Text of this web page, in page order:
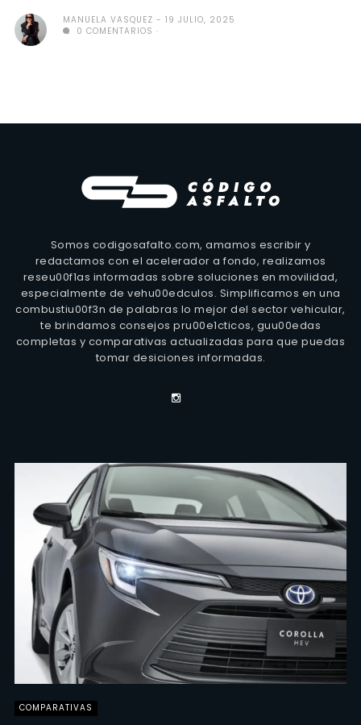
MANUELA VASQUEZ
19 JULIO, 2025
0 COMENTARIOS
Somos codigosafalto.com, amamos escribir y
redactamos con el acelerador a fondo, realizamos
reseu00f1as informadas sobre soluciones en movilidad,
especialmente de vehu00edculos. Simplificamos en una
combustiu00f3n de palabras lo mejor del sector vehicular,
te brindamos consejos pru00e1cticos, guu00edas
completas y comparativas actualizadas para que puedas
tomar desiciones informadas.
COMPARATIVAS